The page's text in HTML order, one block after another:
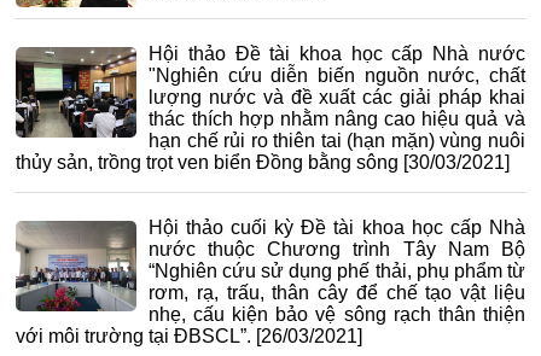
Hội thảo Đề tài khoa học cấp Nhà nước
"Nghiên cứu diễn biến nguồn nước, chất
lượng nước và đề xuất các giải pháp khai
thác thích hợp nhằm nâng cao hiệu quả và
hạn chế rủi ro thiên tai (hạn mặn) vùng nuôi
thủy sản, trồng trọt ven biển Đồng bằng sông [30/03/2021]
Hội thảo cuối kỳ Đề tài khoa học cấp Nhà
nước thuộc Chương trình Tây Nam Bộ
“Nghiên cứu sử dụng phế thải, phụ phẩm từ
rơm, rạ, trấu, thân cây để chế tạo vật liệu
nhẹ, cấu kiện bảo vệ sông rạch thân thiện
với môi trường tại ĐBSCL”. [26/03/2021]